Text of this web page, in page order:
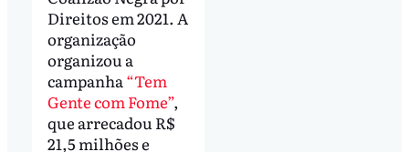
Direitos em 2021. A
organização
organizou a
campanha “Tem
Gente com Fome”,
que arrecadou R$
21,5 milhões e